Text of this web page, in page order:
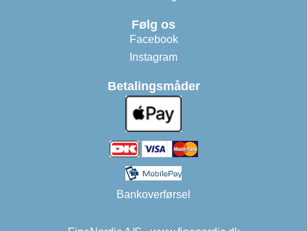
Følg os
Facebook
Instagram
Betalingsmåder
Bankoverførsel